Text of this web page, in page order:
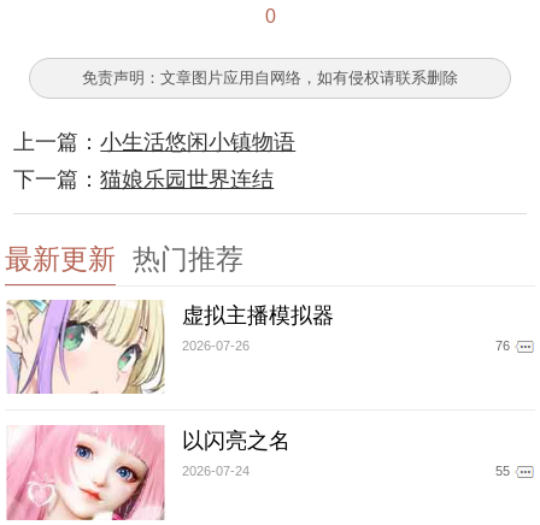
0
免责声明：文章图片应用自网络，如有侵权请联系删除
上一篇：小生活悠闲小镇物语
下一篇：猫娘乐园世界连结
最新更新 热门推荐
虚拟主播模拟器
2026-07-26 76
以闪亮之名
2026-07-24 55